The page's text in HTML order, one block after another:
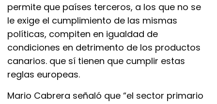
permite que países terceros, a los que no se
le exige el cumplimiento de las mismas
políticas, compiten en igualdad de
condiciones en detrimento de los productos
canarios. que sí tienen que cumplir estas
reglas europeas.
Mario Cabrera señaló que “el sector primario